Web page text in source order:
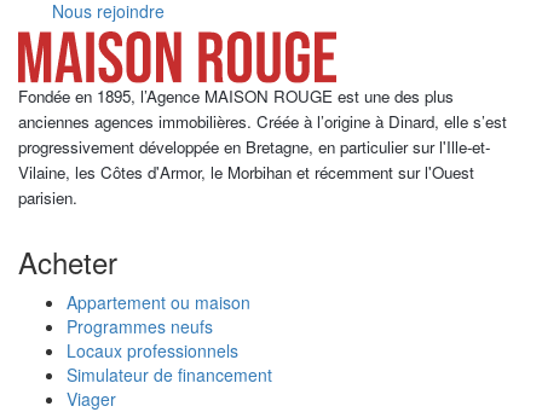
Nous rejoindre
Fondée en 1895, l’Agence MAISON ROUGE est une des plus
anciennes agences immobilières. Créée à l’origine à Dinard, elle s’est
progressivement développée en Bretagne, en particulier sur l'Ille-et-
Vilaine, les Côtes d'Armor, le Morbihan et récemment sur l'Ouest
parisien.
Acheter
Appartement ou maison
Programmes neufs
Locaux professionnels
Simulateur de financement
Viager